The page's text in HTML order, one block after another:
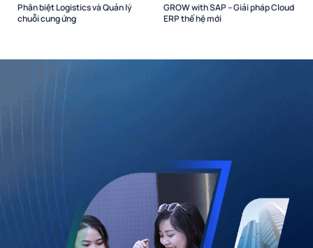
Phân biệt Logistics và Quản lý
chuỗi cung ứng
GROW with SAP – Giải pháp Cloud
ERP thế hệ mới